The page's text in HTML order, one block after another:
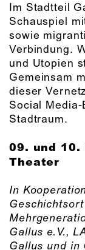
Im Stadtteil
Schauspiel
sowie
Verbindung.
und Utopien
Gemeinsam
dieser
Social
Stadtraum.
09. und 10.
Theater
In
Gallus e.V.,
Gallus und in